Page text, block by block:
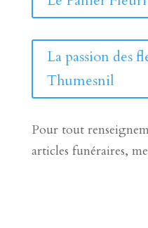
La passion des
Thumesnil
Pour tout
articles funéraires,